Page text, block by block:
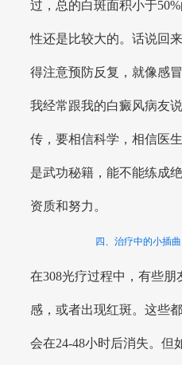
过，总的白斑面积小于
性还是比较大的。话说回
得注意预防反复，就像感
我经常跟我的白癜风病友
传，要相信科学，相信医
是武功秘籍，能不能练成
资质和努力。
四、治疗中的小插
在308光疗过程中，有些
感，或者出现红斑。这些
会在24-48小时后消失。但